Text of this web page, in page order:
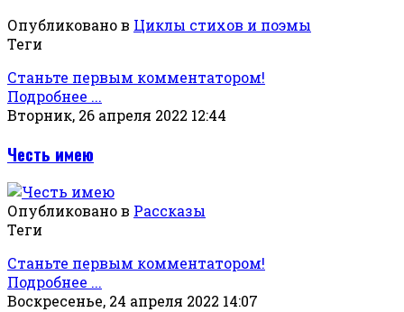
Опубликовано в Циклы стихов и поэмы
Теги
Станьте первым комментатором!
Подробнее ...
Вторник, 26 апреля 2022 12:44
Честь имею
Опубликовано в Рассказы
Теги
Станьте первым комментатором!
Подробнее ...
Воскресенье, 24 апреля 2022 14:07